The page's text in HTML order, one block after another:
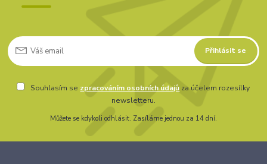
Přihlásit se
Souhlasím se zpracováním osobních údajů za účelem rozesílky
newsletteru.
Můžete se kdykoli odhlásit. Zasíláme jednou za 14 dní.